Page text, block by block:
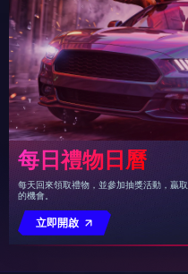
每日禮物日曆
每天回來領取禮物，並參加抽獎活動，贏
的機會。
立即開啟